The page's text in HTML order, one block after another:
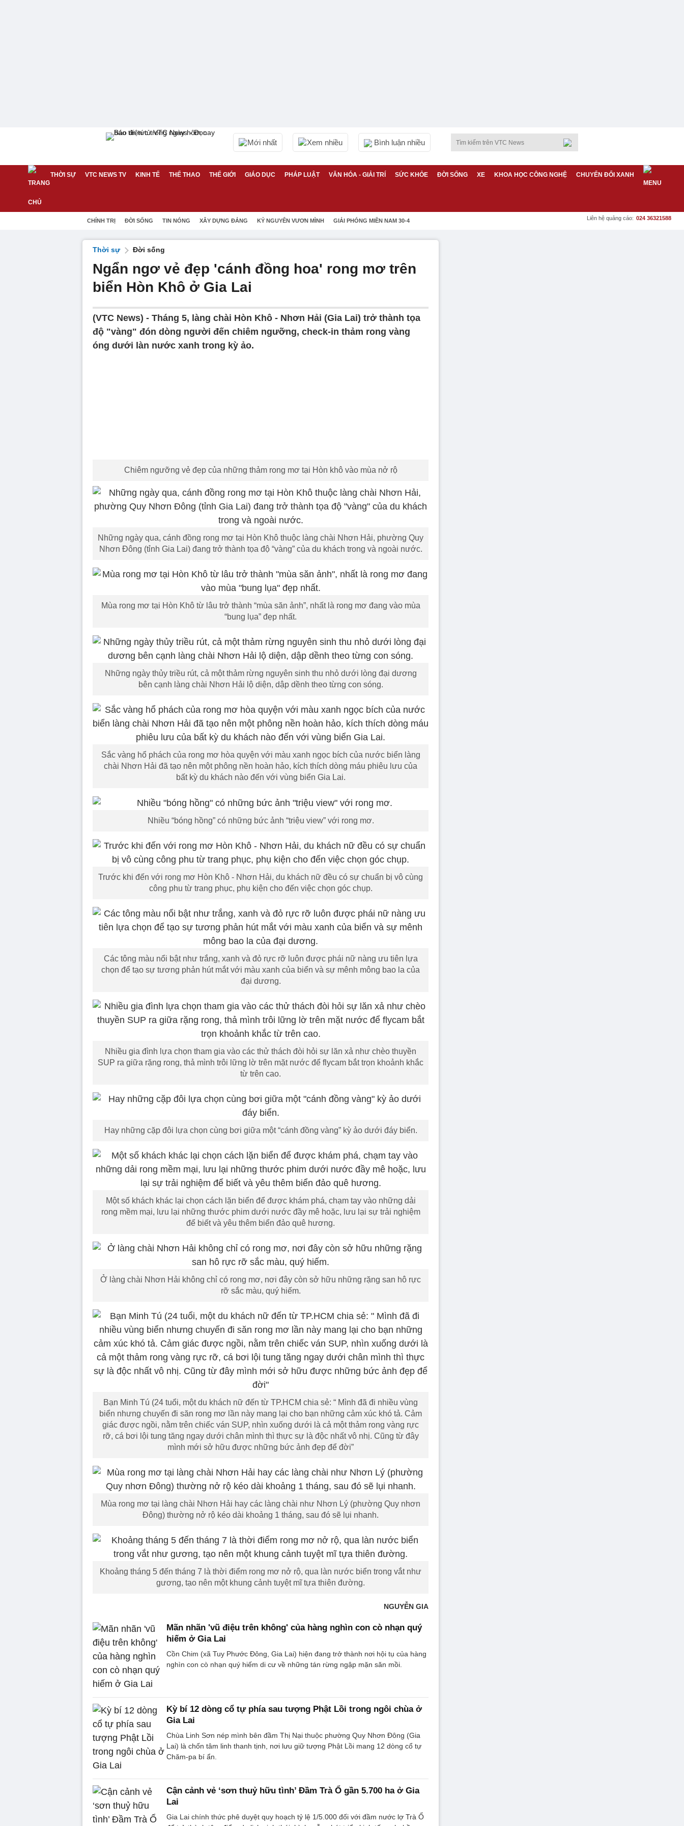
Mới nhất Xem nhiều Bình luận nhiều
THỜI SỰ VTC NEWS TV KINH TẾ THỂ THAO THẾ GIỚI GIÁO DỤC PHÁP LUẬT VĂN HÓA - GIẢI TRÍ SỨC KHỎE ĐỜI SỐNG XE KHOA HỌC CÔNG NGHỆ CHUYỂN ĐỔI XANH
CHÍNH TRỊ ĐỜI SỐNG TIN NÓNG XÂY DỰNG ĐẢNG KỶ NGUYÊN VƯƠN MÌNH GIẢI PHÓNG MIỀN NAM 30-4 Liên hệ quảng cáo: 024 36321588
Thời sự Đời sống
Ngẩn ngơ vẻ đẹp 'cánh đồng hoa' rong mơ trên
biển Hòn Khô ở Gia Lai
(VTC News) - Tháng 5, làng chài Hòn Khô - Nhơn Hải (Gia Lai) trở thành tọa
độ "vàng" đón dòng người đến chiêm ngưỡng, check-in thảm rong vàng
óng dưới làn nước xanh trong kỳ ảo.
Chiêm ngưỡng vẻ đẹp của những thảm rong mơ tại Hòn khô vào mùa nở rộ
Những ngày qua, cánh đồng rong mơ tại Hòn Khô thuộc làng chài Nhơn Hải, phường Quy
Nhơn Đông (tỉnh Gia Lai) đang trở thành tọa độ “vàng” của du khách trong và ngoài nước.
Mùa rong mơ tại Hòn Khô từ lâu trở thành “mùa săn ảnh”, nhất là rong mơ đang vào mùa
“bung lụa” đẹp nhất.
Những ngày thủy triều rút, cả một thảm rừng nguyên sinh thu nhỏ dưới lòng đại dương
bên cạnh làng chài Nhơn Hải lộ diện, dập dềnh theo từng con sóng.
Sắc vàng hổ phách của rong mơ hòa quyện với màu xanh ngọc bích của nước biển làng
chài Nhơn Hải đã tạo nên một phông nền hoàn hảo, kích thích dòng máu phiêu lưu của
bất kỳ du khách nào đến với vùng biển Gia Lai.
Nhiều “bóng hồng” có những bức ảnh “triệu view” với rong mơ.
Trước khi đến với rong mơ Hòn Khô - Nhơn Hải, du khách nữ đều có sự chuẩn bị vô cùng
công phu từ trang phục, phụ kiện cho đến việc chọn góc chụp.
Các tông màu nổi bật như trắng, xanh và đỏ rực rỡ luôn được phái nữ nàng ưu tiên lựa
chọn để tạo sự tương phản hút mắt với màu xanh của biển và sự mênh mông bao la của
đại dương.
Nhiều gia đình lựa chọn tham gia vào các thử thách đòi hỏi sự lăn xả như chèo thuyền
SUP ra giữa rặng rong, thả mình trôi lững lờ trên mặt nước để flycam bắt trọn khoảnh khắc
từ trên cao.
Hay những cặp đôi lựa chọn cùng bơi giữa một “cánh đồng vàng” kỳ ảo dưới đáy biển.
Một số khách khác lại chọn cách lặn biển để được khám phá, chạm tay vào những dải
rong mềm mại, lưu lại những thước phim dưới nước đầy mê hoặc, lưu lại sự trải nghiệm
để biết và yêu thêm biển đảo quê hương.
Ở làng chài Nhơn Hải không chỉ có rong mơ, nơi đây còn sở hữu những rặng san hô rực
rỡ sắc màu, quý hiếm.
Bạn Minh Tú (24 tuổi, một du khách nữ đến từ TP.HCM chia sẻ: “ Mình đã đi nhiều vùng
biển nhưng chuyến đi săn rong mơ lần này mang lại cho bạn những cảm xúc khó tả. Cảm
giác được ngồi, nằm trên chiếc ván SUP, nhìn xuống dưới là cả một thảm rong vàng rực
rỡ, cá bơi lội tung tăng ngay dưới chân mình thì thực sự là độc nhất vô nhị. Cũng từ đây
mình mới sở hữu được những bức ảnh đẹp để đời”
Mùa rong mơ tại làng chài Nhơn Hải hay các làng chài như Nhơn Lý (phường Quy nhơn
Đông) thường nở rộ kéo dài khoảng 1 tháng, sau đó sẽ lụi nhanh.
Khoảng tháng 5 đến tháng 7 là thời điểm rong mơ nở rộ, qua làn nước biển trong vắt như
gương, tạo nên một khung cảnh tuyệt mĩ tựa thiên đường.
NGUYỄN GIA
Mãn nhãn 'vũ điệu trên không' của hàng nghìn con cò nhạn quý
hiếm ở Gia Lai
Cồn Chim (xã Tuy Phước Đông, Gia Lai) hiện đang trở thành nơi hội tụ của hàng
nghìn con cò nhạn quý hiếm di cư về những tán rừng ngập mặn săn mồi.
Kỳ bí 12 dòng cổ tự phía sau tượng Phật Lồi trong ngôi chùa ở
Gia Lai
Chùa Linh Sơn nép mình bên đầm Thị Nại thuộc phường Quy Nhơn Đông (Gia
Lai) là chốn tâm linh thanh tịnh, nơi lưu giữ tượng Phật Lồi mang 12 dòng cổ tự
Chăm-pa bí ẩn.
Cận cảnh vẻ ‘sơn thuỷ hữu tình’ Đầm Trà Ổ gần 5.700 ha ở Gia
Lai
Gia Lai chính thức phê duyệt quy hoạch tỷ lệ 1/5.000 đối với đầm nước lợ Trà Ổ